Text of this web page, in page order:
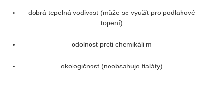
dobrá tepelná vodivost (může se využít pro podlahové
topení)
odolnost proti chemikáliím
ekologičnost (neobsahuje ftaláty)